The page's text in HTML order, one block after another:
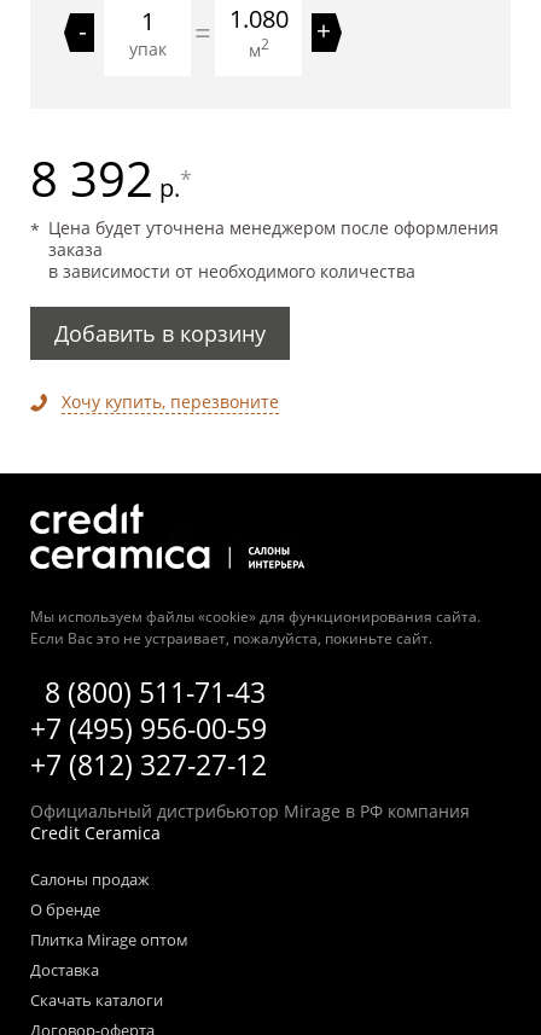
-
упак = 1.080
м2 +
8 392 р.*
Цена будет уточнена менеджером после оформления
заказа
в зависимости от необходимого количества
Добавить в корзину
Хочу купить, перезвоните
Мы используем файлы «cookie» для функционирования сайта.
Если Вас это не устраивает, пожалуйста, покиньте сайт.
8 (800) 511-71-43
+7 (495) 956-00-59
+7 (812) 327-27-12
Официальный дистрибьютор Mirage в РФ компания
Credit Ceramica
Салоны продаж
О бренде
Плитка Mirage оптом
Доставка
Скачать каталоги
Договор-оферта